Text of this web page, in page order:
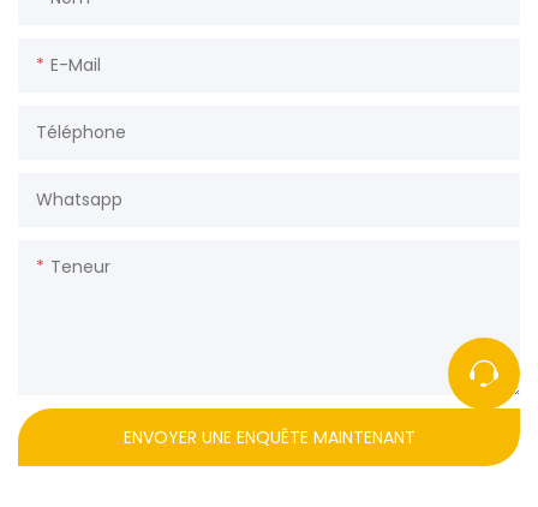
E-Mail
Téléphone
Whatsapp
Teneur
ENVOYER UNE ENQUÊTE MAINTENANT